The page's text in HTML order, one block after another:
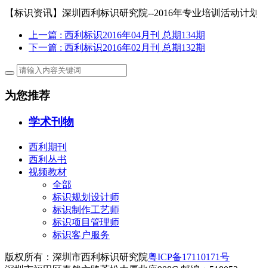
【标识资讯】深圳西利标识研究院--2016年专业培训活动计划
上一篇 : 西利标识2016年04月刊 总期134期
下一篇 : 西利标识2016年02月刊 总期132期
为您推荐
学术刊物
西利期刊
西利丛书
视频教材
全部
标识规划设计师
标识制作工艺师
标识项目管理师
标识客户服务
版权所有：深圳市西利标识研究院粤ICP备17110171号